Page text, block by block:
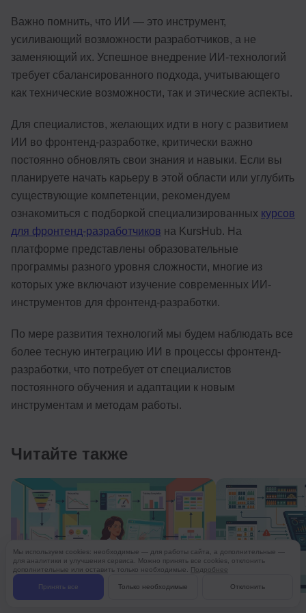
Важно помнить, что ИИ — это инструмент,
усиливающий возможности разработчиков, а не
заменяющий их. Успешное внедрение ИИ-технологий
требует сбалансированного подхода, учитывающего
как технические возможности, так и этические аспекты.
Для специалистов, желающих идти в ногу с развитием
ИИ во фронтенд-разработке, критически важно
постоянно обновлять свои знания и навыки. Если вы
планируете начать карьеру в этой области или углубить
существующие компетенции, рекомендуем
ознакомиться с подборкой специализированных курсов
для фронтенд-разработчиков на KursHub. На
платформе представлены образовательные
программы разного уровня сложности, многие из
которых уже включают изучение современных ИИ-
инструментов для фронтенд-разработки.
По мере развития технологий мы будем наблюдать все
более тесную интеграцию ИИ в процессы фронтенд-
разработки, что потребует от специалистов
постоянного обучения и адаптации к новым
инструментам и методам работы.
Читайте также
Мы используем cookies: необходимые — для работы сайта, а дополнительные —
для аналитики и улучшения сервиса. Можно принять все cookies, отклонить
дополнительные или оставить только необходимые. Подробнее
Принять все Только необходимые Отклонить